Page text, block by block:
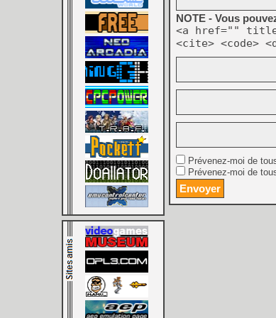
NOTE - Vous
<a href=""
<cite> <code>
Prévenez-moi de
Prévenez-moi de